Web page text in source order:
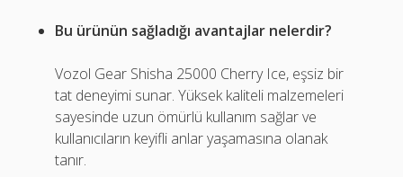
Bu ürünün sağladığı avantajlar nelerdir?
Vozol Gear Shisha 25000 Cherry Ice, eşsiz bir
tat deneyimi sunar. Yüksek kaliteli malzemeleri
sayesinde uzun ömürlü kullanım sağlar ve
kullanıcıların keyifli anlar yaşamasına olanak
tanır.